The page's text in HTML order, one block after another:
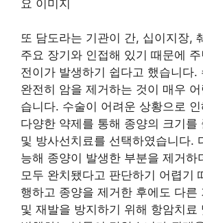
또 담도라는 기관이 간, 십이지장,
주요 장기와 인접해 있기 때문에
전이가 발생하기 쉽다고 했습니다.
완전히 암을 제거하는 것이 매우
습니다. 수술이 어려운 상황으로
다양한 약제를 통해 종양의 크기를
및 방사선치료를 선택하였습니다.
능해 종양이 발생한 부분을 제거하
모두 완치됐다고 판단하기 어렵기
행하고 종양을 제거한 후에도 다른
및 재발을 방지하기 위해 항암치료